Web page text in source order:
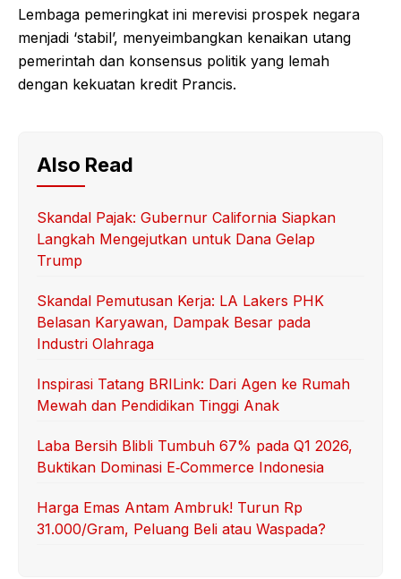
Lembaga pemeringkat ini merevisi prospek negara
menjadi ‘stabil’, menyeimbangkan kenaikan utang
pemerintah dan konsensus politik yang lemah
dengan kekuatan kredit Prancis.
Also Read
Skandal Pajak: Gubernur California Siapkan
Langkah Mengejutkan untuk Dana Gelap
Trump
Skandal Pemutusan Kerja: LA Lakers PHK
Belasan Karyawan, Dampak Besar pada
Industri Olahraga
Inspirasi Tatang BRILink: Dari Agen ke Rumah
Mewah dan Pendidikan Tinggi Anak
Laba Bersih Blibli Tumbuh 67% pada Q1 2026,
Buktikan Dominasi E‑Commerce Indonesia
Harga Emas Antam Ambruk! Turun Rp
31.000/Gram, Peluang Beli atau Waspada?